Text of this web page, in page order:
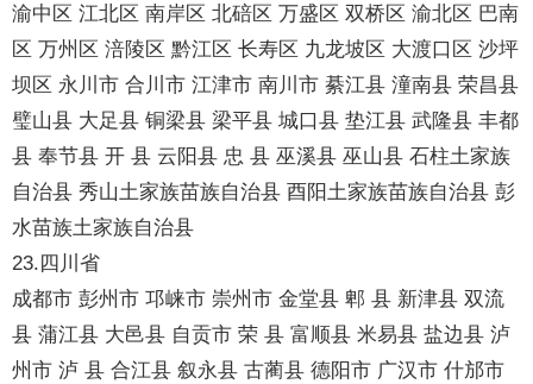
渝中区 江北区 南岸区 北碚区 万盛区 双桥区 渝北区 巴南
区 万州区 涪陵区 黔江区 长寿区 九龙坡区 大渡口区 沙坪
坝区 永川市 合川市 江津市 南川市 綦江县 潼南县 荣昌县
璧山县 大足县 铜梁县 梁平县 城口县 垫江县 武隆县 丰都
县 奉节县 开 县 云阳县 忠 县 巫溪县 巫山县 石柱土家族
自治县 秀山土家族苗族自治县 酉阳土家族苗族自治县 彭
水苗族土家族自治县
23.四川省
成都市 彭州市 邛崃市 崇州市 金堂县 郫 县 新津县 双流
县 蒲江县 大邑县 自贡市 荣 县 富顺县 米易县 盐边县 泸
州市 泸 县 合江县 叙永县 古蔺县 德阳市 广汉市 什邡市